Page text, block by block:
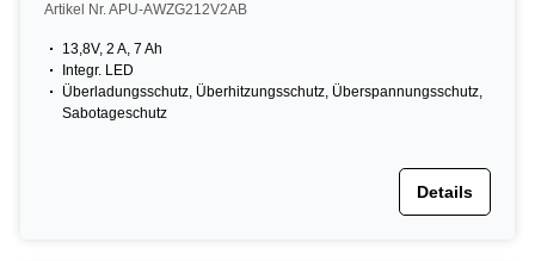
Artikel Nr. APU-AWZG212V2AB
13,8V, 2 A, 7 Ah
Integr. LED
Überladungsschutz, Überhitzungsschutz, Überspannungsschutz,
Sabotageschutz
Details